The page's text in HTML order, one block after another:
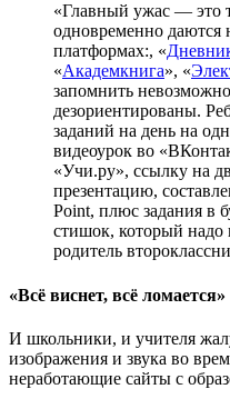
«Главный ужас — это
одновременно даются
платформах:, «
«Академкнига», «
запомнить
дезориентированы.
заданий на день на
видеоурок во
«Учи.ру», ссылку на
презентацию,
Point, плюс задания в
стишок, который
родитель
«Всё виснет, всё ломается»
И школьники, и учителя
изображения и звука во
неработающие сайты с